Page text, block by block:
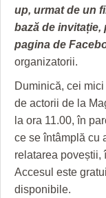
JUSTITIE
FILME
JOCURI
DIVERSE
FARMACII
HARTA
up, urmat de un
bază de invitație,
pagina de
organizatorii.
Duminică, cei
de actorii de la
la ora 11.00, în
ce se întâmplă cu
relatarea poveștii,
Accesul este
disponibile.